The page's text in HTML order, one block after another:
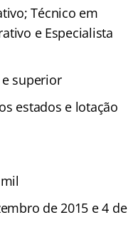
Técnico em
e Especialista
superior
estados e lotação
de 2015 e 4 de